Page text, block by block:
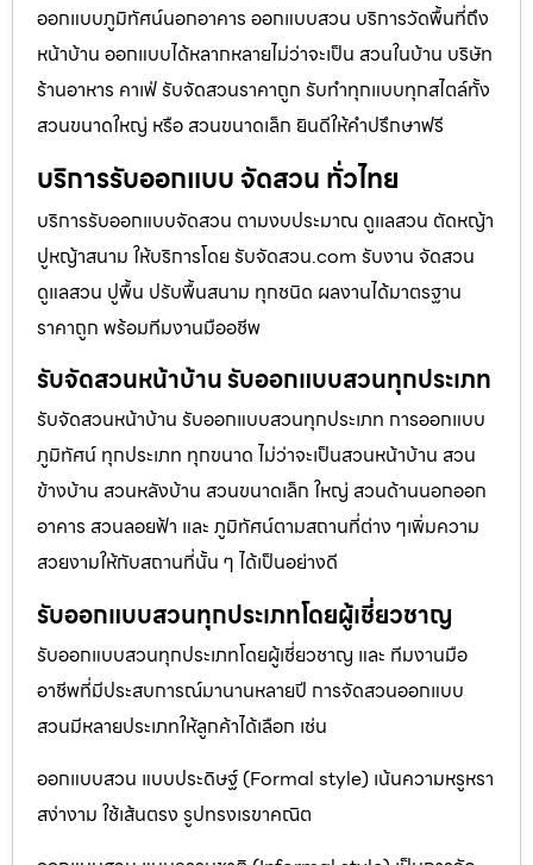
ออกแบบภูมิทัศน์นอกอาคาร ออกแบบสวน บริการวัดพื้นที่ถึง
หน้าบ้าน ออกแบบได้หลากหลายไม่ว่าจะเป็น สวนในบ้าน บริษัท
ร้านอาหาร คาเฟ่ รับจัดสวนราคาถูก รับทำทุกแบบทุกสไตล์ทั้ง
สวนขนาดใหญ่ หรือ สวนขนาดเล็ก ยินดีให้คำปรึกษาฟรี
บริการรับออกแบบ จัดสวน ทั่วไทย
บริการรับออกแบบจัดสวน ตามงบประมาณ ดูเเลสวน ตัดหญ้า
ปูหญ้าสนาม ให้บริการโดย รับจัดสวน.com รับงาน จัดสวน
ดูแลสวน ปูพื้น ปรับพื้นสนาม ทุกชนิด ผลงานได้มาตรฐาน
ราคาถูก พร้อมทีมงานมืออชีพ
รับจัดสวนหน้าบ้าน รับออกแบบสวนทุกประเภท
รับจัดสวนหน้าบ้าน รับออกแบบสวนทุกประเภท การออกแบบ
ภูมิทัศน์ ทุกประเภท ทุกขนาด ไม่ว่าจะเป็นสวนหน้าบ้าน สวน
ข้างบ้าน สวนหลังบ้าน สวนขนาดเล็ก ใหญ่ สวนด้านนอกออก
อาคาร สวนลอยฟ้า และ ภูมิทัศน์ตามสถานที่ต่าง ๆเพิ่มความ
สวยงามให้กับสถานที่นั้น ๆ ได้เป็นอย่างดี
รับออกแบบสวนทุกประเภทโดยผู้เชี่ยวชาญ
รับออกแบบสวนทุกประเภทโดยผู้เชี่ยวชาญ และ ทีมงานมือ
อาชีพที่มีประสบการณ์มานานหลายปี การจัดสวนออกแบบ
สวนมีหลายประเภทให้ลูกค้าได้เลือก เช่น
ออกแบบสวน แบบประดิษฐ์ (Formal style) เน้นความหรูหรา
สง่างาม ใช้เส้นตรง รูปทรงเรขาคณิต